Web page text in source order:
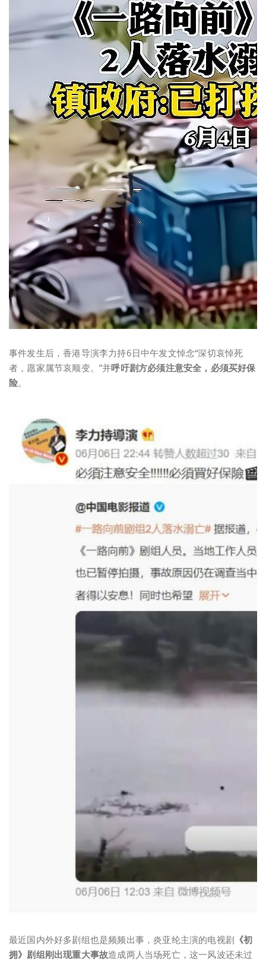
事件发生后，香港导演李力持6日中午发文悼念“深切哀悼死
者，愿家属节哀顺变。”并呼吁剧方必须注意安全，必须买好保
险。
最近国内外好多剧组也是频频出事，炎亚纶主演的电视剧 《初
拥》剧组刚出现重大事故造成两人当场死亡，这一风波还未过